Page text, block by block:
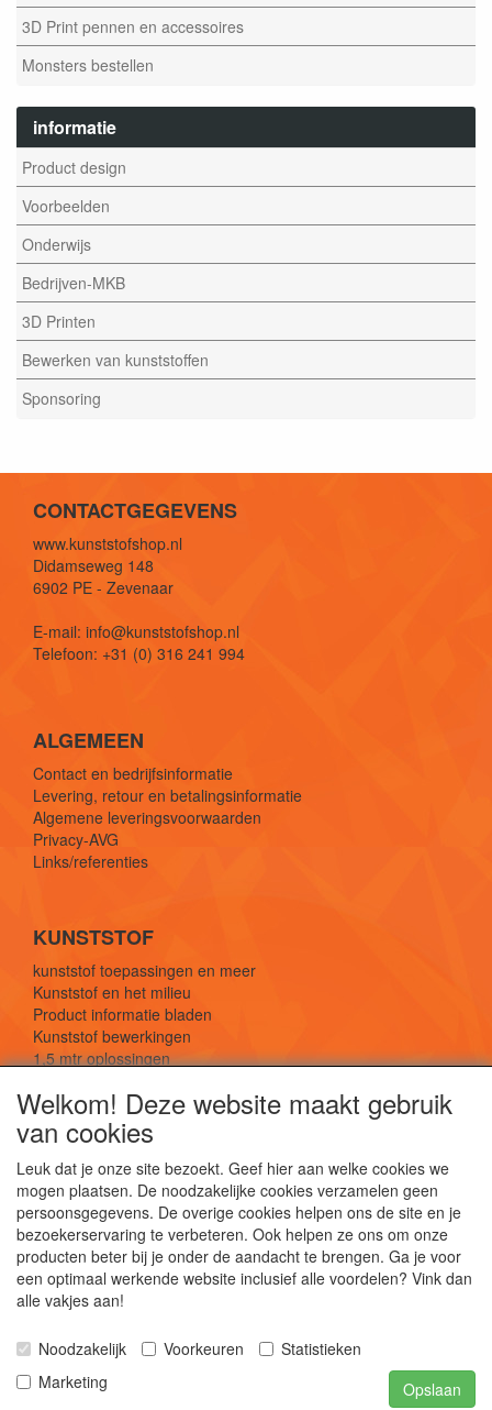
3D Print pennen en accessoires
Monsters bestellen
informatie
Product design
Voorbeelden
Onderwijs
Bedrijven-MKB
3D Printen
Bewerken van kunststoffen
Sponsoring
CONTACTGEGEVENS
www.kunststofshop.nl
Didamseweg 148
6902 PE - Zevenaar
E-mail: info@kunststofshop.nl
Telefoon: +31 (0) 316 241 994
ALGEMEEN
Contact en bedrijfsinformatie
Levering, retour en betalingsinformatie
Algemene leveringsvoorwaarden
Privacy-AVG
Links/referenties
KUNSTSTOF
kunststof toepassingen en meer
Kunststof en het milieu
Product informatie bladen
Kunststof bewerkingen
1,5 mtr oplossingen
SOCIALE MEDIA
De webshop voor kunststof platen, folies, buizen
duurzame oplossingen.
Welkom! Deze website maakt gebruik
van cookies
Leuk dat je onze site bezoekt. Geef hier aan welke cookies we
mogen plaatsen. De noodzakelijke cookies verzamelen geen
persoonsgegevens. De overige cookies helpen ons de site en je
bezoekerservaring te verbeteren. Ook helpen ze ons om onze
producten beter bij je onder de aandacht te brengen. Ga je voor
een optimaal werkende website inclusief alle voordelen? Vink dan
alle vakjes aan!
Noodzakelijk Voorkeuren
Statistieken
Marketing
Opslaan